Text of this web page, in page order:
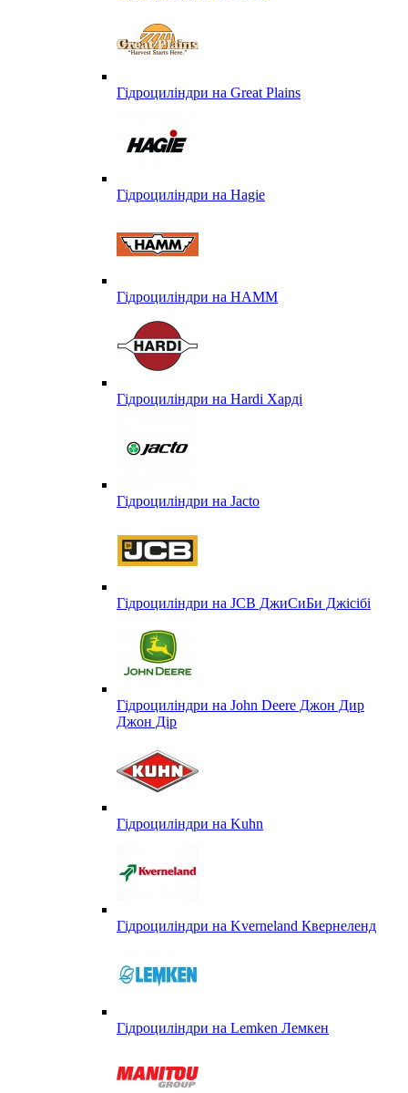
Гідроциліндри на Great Plains
Гідроциліндри на Hagie
Гідроциліндри на HAMM
Гідроциліндри на Hardi Харді
Гідроциліндри на Jacto
Гідроциліндри на JCB ДжиСиБи Джісібі
Гідроциліндри на John Deere Джон Дир
Джон Дір
Гідроциліндри на Kuhn
Гідроциліндри на Kverneland Квернеленд
Гідроциліндри на Lemken Лемкен